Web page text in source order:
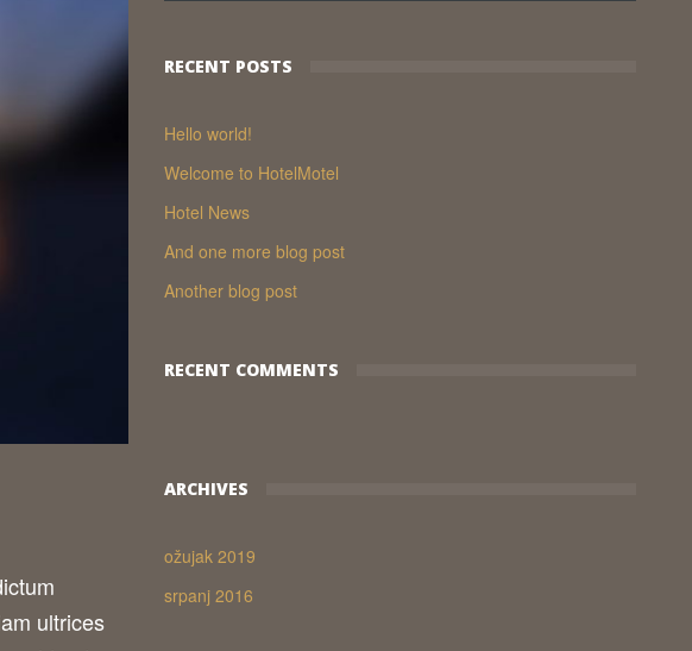
ultrices
RECENT POSTS
Hello world!
Welcome to HotelMotel
Hotel News
And one more blog post
Another blog post
RECENT COMMENTS
ARCHIVES
ožujak 2019
srpanj 2016